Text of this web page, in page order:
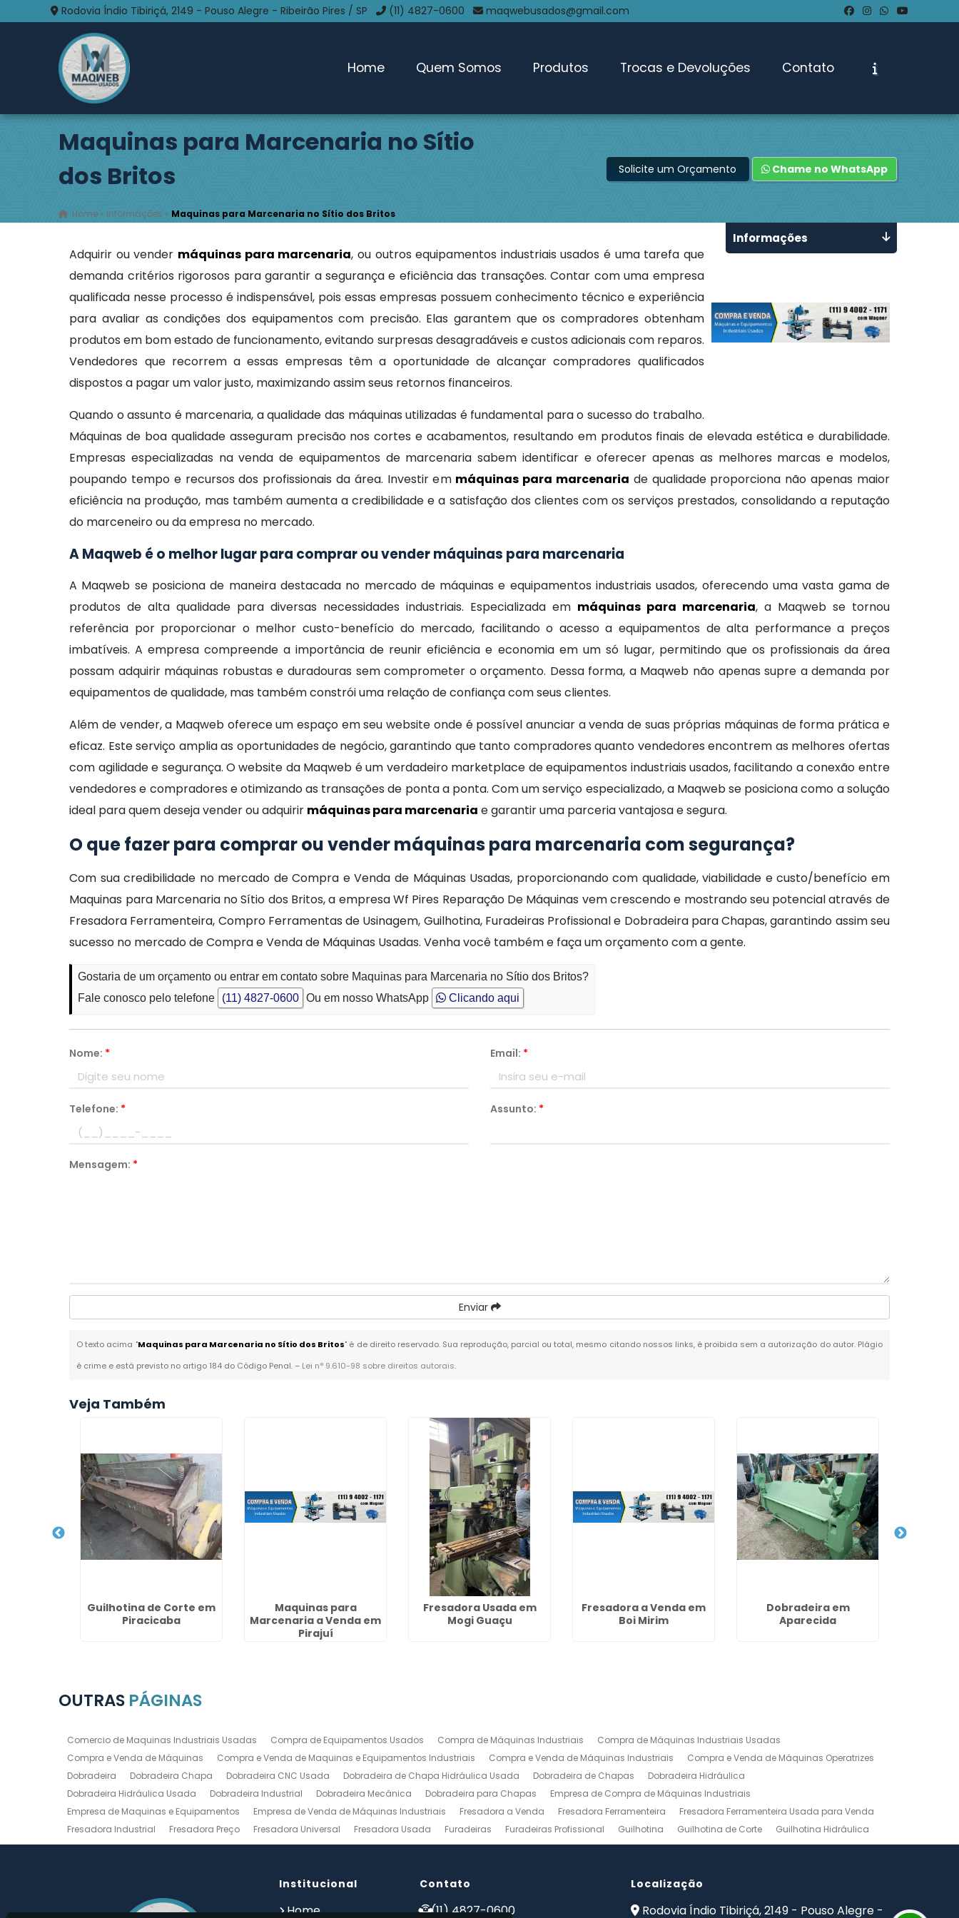
Rodovia Índio Tibiriçá, 2149 - Pouso Alegre - Ribeirão Pires / SP (11) 4827-0600 maqwebusados@gmail.com
Home Quem Somos Produtos Trocas e Devoluções Contato
Maquinas para Marcenaria no Sítio
dos Britos
Home » Informações » Maquinas para Marcenaria no Sítio dos Britos
Solicite um Orçamento Chame no WhatsApp
Adquirir ou vender máquinas para marcenaria, ou outros equipamentos industriais usados é uma tarefa que
demanda critérios rigorosos para garantir a segurança e eficiência das transações. Contar com uma empresa
qualificada nesse processo é indispensável, pois essas empresas possuem conhecimento técnico e experiência
para avaliar as condições dos equipamentos com precisão. Elas garantem que os compradores obtenham
produtos em bom estado de funcionamento, evitando surpresas desagradáveis e custos adicionais com reparos.
Vendedores que recorrem a essas empresas têm a oportunidade de alcançar compradores qualificados
dispostos a pagar um valor justo, maximizando assim seus retornos financeiros.
Quando o assunto é marcenaria, a qualidade das máquinas utilizadas é fundamental para o sucesso do trabalho.
Máquinas de boa qualidade asseguram precisão nos cortes e acabamentos, resultando em produtos finais de elevada estética e durabilidade.
Empresas especializadas na venda de equipamentos de marcenaria sabem identificar e oferecer apenas as melhores marcas e modelos,
poupando tempo e recursos dos profissionais da área. Investir em máquinas para marcenaria de qualidade proporciona não apenas maior
eficiência na produção, mas também aumenta a credibilidade e a satisfação dos clientes com os serviços prestados, consolidando a reputação
do marceneiro ou da empresa no mercado.
A Maqweb é o melhor lugar para comprar ou vender máquinas para marcenaria
A Maqweb se posiciona de maneira destacada no mercado de máquinas e equipamentos industriais usados, oferecendo uma vasta gama de
produtos de alta qualidade para diversas necessidades industriais. Especializada em máquinas para marcenaria, a Maqweb se tornou
referência por proporcionar o melhor custo-benefício do mercado, facilitando o acesso a equipamentos de alta performance a preços
imbatíveis. A empresa compreende a importância de reunir eficiência e economia em um só lugar, permitindo que os profissionais da área
possam adquirir máquinas robustas e duradouras sem comprometer o orçamento. Dessa forma, a Maqweb não apenas supre a demanda por
equipamentos de qualidade, mas também constrói uma relação de confiança com seus clientes.
Além de vender, a Maqweb oferece um espaço em seu website onde é possível anunciar a venda de suas próprias máquinas de forma prática e
eficaz. Este serviço amplia as oportunidades de negócio, garantindo que tanto compradores quanto vendedores encontrem as melhores ofertas
com agilidade e segurança. O website da Maqweb é um verdadeiro marketplace de equipamentos industriais usados, facilitando a conexão entre
vendedores e compradores e otimizando as transações de ponta a ponta. Com um serviço especializado, a Maqweb se posiciona como a solução
ideal para quem deseja vender ou adquirir máquinas para marcenaria e garantir uma parceria vantajosa e segura.
O que fazer para comprar ou vender máquinas para marcenaria com segurança?
Com sua credibilidade no mercado de Compra e Venda de Máquinas Usadas, proporcionando com qualidade, viabilidade e custo/benefício em
Maquinas para Marcenaria no Sítio dos Britos, a empresa Wf Pires Reparação De Máquinas vem crescendo e mostrando seu potencial através de
Fresadora Ferramenteira, Compro Ferramentas de Usinagem, Guilhotina, Furadeiras Profissional e Dobradeira para Chapas, garantindo assim seu
sucesso no mercado de Compra e Venda de Máquinas Usadas. Venha você também e faça um orçamento com a gente.
Gostaria de um orçamento ou entrar em contato sobre Maquinas para Marcenaria no Sítio dos Britos?
Fale conosco pelo telefone
(11) 4827-0600 Ou em nosso WhatsApp Clicando aqui
Nome: * Email: *
Telefone: * Assunto: *
Mensagem: *
Enviar
O texto acima "Maquinas para Marcenaria no Sítio dos Britos" é de direito reservado. Sua reprodução, parcial ou total, mesmo citando nossos links, é proibida sem a autorização do autor. Plágio
é crime e está previsto no artigo 184 do Código Penal. – Lei n° 9.610-98 sobre direitos autorais.
Informações
Veja Também
Guilhotina de Corte em
Piracicaba
Maquinas para
Marcenaria a Venda em
Pirajuí
Fresadora Usada em
Mogi Guaçu
Fresadora a Venda em
Boi Mirim
Dobradeira em
Aparecida
OUTRAS PÁGINAS
Comercio de Maquinas Industriais Usadas Compra de Equipamentos Usados Compra de Máquinas Industriais
Compra de Máquinas Industriais Usadas
Compra e Venda de Máquinas
Compra e Venda de Maquinas e Equipamentos Industriais Compra e Venda de Máquinas Industriais
Compra e Venda de Máquinas Operatrizes
Dobradeira
Dobradeira Chapa Dobradeira CNC Usada Dobradeira de Chapa Hidráulica Usada Dobradeira de Chapas
Dobradeira Hidráulica
Dobradeira Hidráulica Usada
Dobradeira Industrial Dobradeira Mecânica Dobradeira para Chapas
Empresa de Compra de Máquinas Industriais
Empresa de Maquinas e Equipamentos
Empresa de Venda de Máquinas Industriais Fresadora a Venda Fresadora Ferramenteira
Fresadora Ferramenteira Usada para Venda
Fresadora Industrial
Fresadora Preço Fresadora Universal Fresadora Usada Furadeiras Furadeiras Profissional Guilhotina Guilhotina de Corte
Guilhotina Hidráulica
Guilhotina Industrial
Guilhotina Industrial para Chapas de Aço Maquinas para Marcenaria Maquinas para Marcenaria a Venda
Maquinas para Marceneiro
Torno Mecânico Usado Barato Venda de Máquinas Industriais Venda de Máquinas Industriais Usadas
Ferramentas Industriais Compra e Venda
Compro Torno Mecanico
Institucional
Home
Contato
(11) 4827-0600
Localização
Rodovia Índio Tibiriçá, 2149 - Pouso Alegre -